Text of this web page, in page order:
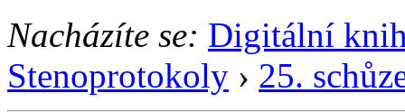
Nacházíte se: Digitální
Stenoprotokoly › 25.